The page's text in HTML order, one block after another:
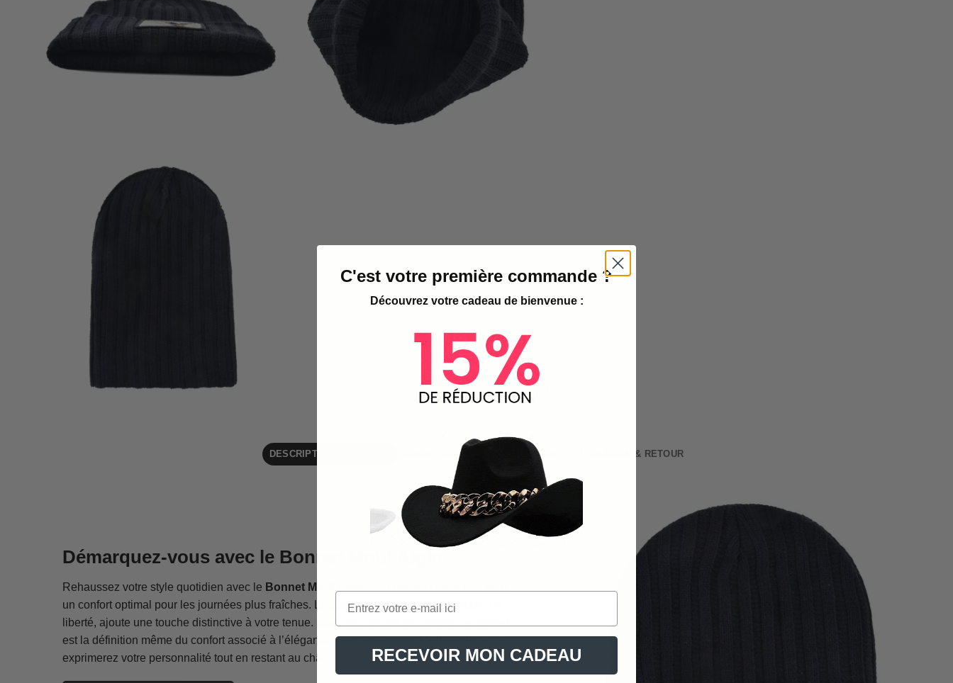
DESCRIPTION DÉTAILLÉE CARACTÉRISTIQUES TECHNIQUES LIVRAISON & RETOUR
Démarquez-vous avec le Bonnet Motif Aigle
Rehaussez votre style quotidien avec le Bonnet Motif Aigle
un confort optimal pour les journées plus fraîches. Le patch de l’aigle brodé, symbole de
liberté, ajoute une touche distinctive à votre tenue. Idéal pour toutes occasions, ce bonnet
est la définition même du confort associé à l’élégance. Avec leBonnet Motif Aigle, vous
exprimerez votre personnalité tout en restant au chaud.
C'est votre première commande ?
Découvrez votre cadeau de bienvenue :
RECEVOIR MON CADEAU